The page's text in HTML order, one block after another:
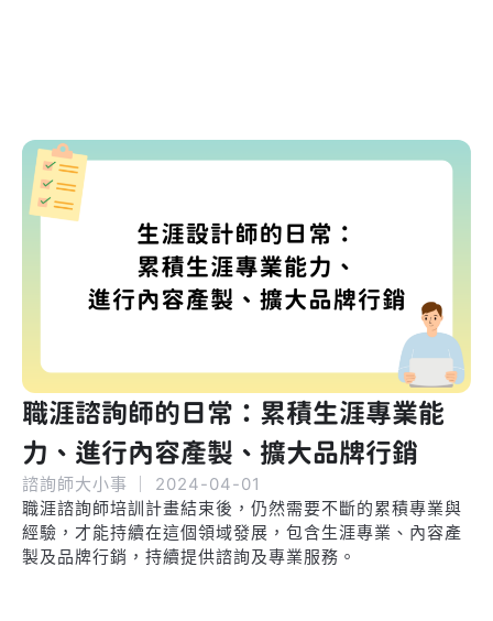
職涯諮詢師的日常：累積生涯專業能
力、進行內容產製、擴大品牌行銷
諮詢師大小事
2024-04-01
職涯諮詢師培訓計畫結束後，仍然需要不斷的累積專業與
經驗，才能持續在這個領域發展，包含生涯專業、內容產
製及品牌行銷，持續提供諮詢及專業服務。